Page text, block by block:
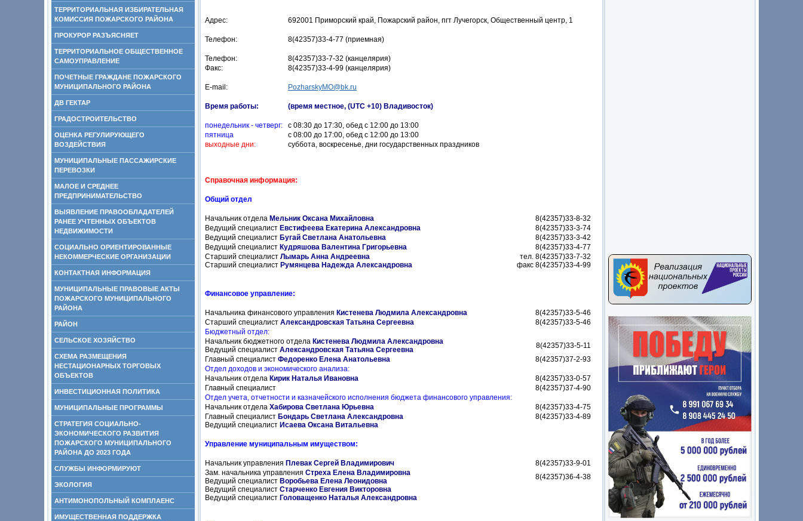
ТЕРРИТОРИАЛЬНАЯ ИЗБИРАТЕЛЬНАЯ
КОМИССИЯ ПОЖАРСКОГО РАЙОНА
ПРОКУРОР РАЗЪЯСНЯЕТ
ТЕРРИТОРИАЛЬНОЕ ОБЩЕСТВЕННОЕ
САМОУПРАВЛЕНИЕ
ПОЧЕТНЫЕ ГРАЖДАНЕ ПОЖАРСКОГО
МУНИЦИПАЛЬНОГО РАЙОНА
ДВ ГЕКТАР
ГРАДОСТРОИТЕЛЬСТВО
ОЦЕНКА РЕГУЛИРУЮЩЕГО
ВОЗДЕЙСТВИЯ
МУНИЦИПАЛЬНЫЕ ПАССАЖИРСКИЕ
ПЕРЕВОЗКИ
МАЛОЕ И СРЕДНЕЕ
ПРЕДПРИНИМАТЕЛЬСТВО
ВЫЯВЛЕНИЕ ПРАВООБЛАДАТЕЛЕЙ
РАНЕЕ УЧТЕННЫХ ОБЪЕКТОВ
НЕДВИЖИМОСТИ
СОЦИАЛЬНО ОРИЕНТИРОВАННЫЕ
НЕКОММЕРЧЕСКИЕ ОРГАНИЗАЦИИ
КОНТАКТНАЯ ИНФОРМАЦИЯ
МУНИЦИПАЛЬНЫЕ ПРАВОВЫЕ АКТЫ
ПОЖАРСКОГО МУНИЦИПАЛЬНОГО
РАЙОНА
РАЙОН
СЕЛЬСКОЕ ХОЗЯЙСТВО
СХЕМА РАЗМЕЩЕНИЯ
НЕСТАЦИОНАРНЫХ ТОРГОВЫХ
ОБЪЕКТОВ
ИНВЕСТИЦИОННАЯ ПОЛИТИКА
МУНИЦИПАЛЬНЫЕ ПРОГРАММЫ
СТРАТЕГИЯ СОЦИАЛЬНО-
ЭКОНОМИЧЕСКОГО РАЗВИТИЯ
ПОЖАРСКОГО МУНИЦИПАЛЬНОГО
РАЙОНА ДО 2023 ГОДА
СЛУЖБЫ ИНФОРМИРУЮТ
ЭКОЛОГИЯ
АНТИМОНОПОЛЬНЫЙ КОМПЛАЕНС
ИМУЩЕСТВЕННАЯ ПОДДЕРЖКА
Адрес: 692001 Приморский край, Пожарский район, пгт Лучегорск, Общественный центр, 1
Телефон: 8(42357)33-4-77 (приемная)
Телефон:
8(42357)33-7-32 (канцелярия)
Факс:
8(42357)33-4-99 (канцелярия)
E-mail: PozharskyMO@bk.ru
Время работы: (время местное, (UTC +10) Владивосток)
понедельник - четверг:
с 08:30 до 17:30, обед с 12:00 до 13:00
пятница
с 08:00 до 17:00, обед с 12:00 до 13:00
выходные дни:
суббота, воскресенье, дни государственных праздников
Справочная информация:
Общий отдел
Начальник отдела Мельник Оксана Михайловна
8(42357)33-8-32
Ведущий специалист Евстифеева Екатерина Александровна
8(42357)33-3-74
Ведущий специалист Бугай Светлана Анатольевна
8(42357)33-3-42
Ведущий специалист Кудряшова Валентина Григорьевна
8(42357)33-4-77
Старший специалист Лымарь Анна Андреевна
Старший специалист Румянцева Надежда Александровна
тел. 8(42357)33-7-32
факс 8(42357)33-4-99
Финансовое управление:
Начальника финансового управления Кистенева Людмила Александровна
8(42357)33-5-46
Старший специалист Александровская Татьяна Сергеевна
8(42357)33-5-46
Бюджетный отдел:
Начальник бюджетного отдела Кистенева Людмила Александровна
Ведущий специалист Александровская Татьяна Сергеевна
8(42357)33-5-11
Главный специалист Федоренко Елена Анатольевна
8(42357)37-2-93
Отдел доходов и экономического анализа:
Начальник отдела Кирик Наталья Ивановна
8(42357)33-0-57
Главный специалист
8(42357)37-4-90
Отдел учета, отчетности и казначейского исполнения бюджета финансового управления:
Начальник отдела Хабирова Светлана Юрьевна
8(42357)33-4-75
Главный специалист Бондарь Светлана Александровна
Ведущий специалист Исаева Оксана Витальевна
8(42357)33-4-89
Управление муниципальным имуществом:
Начальник управления Плевак Сергей Владимирович
8(42357)33-9-01
Зам. начальника управления Стреха Елена Владимировна
Ведущий специалист Воробьева Елена Леонидовна
Ведущий специалист Старченко Евгения Викторовна
Ведущий специалист Головащенко Наталья Александровна
8(42357)36-4-38